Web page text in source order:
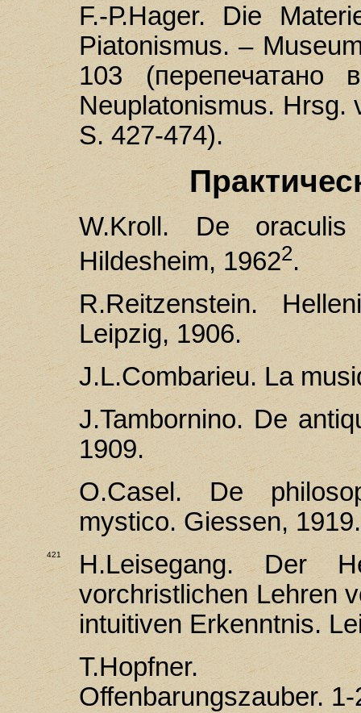
F.-Р.Hager. Die
Piatonismus. –
103
Neuplatonismus. Hrsg.
S. 427-474).
W.Kroll. De
Hildesheim, 19622.
R.Reitzenstein.
Leipzig, 1906.
J.L.Combarieu. La
J.Tambоrnino. De
1909.
О.Сasel. De
mystico. Giessen, 1919.
421
H.Leisegang. Der
vorchristlichen Lehren
intuitiven Erkenntnis.
T.Hоpfner.
Offenbarungszauber.